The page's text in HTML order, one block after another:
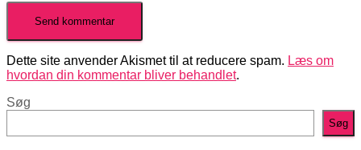
Dette site anvender Akismet til at reducere spam. Læs om
hvordan din kommentar bliver behandlet.
Søg
Søg